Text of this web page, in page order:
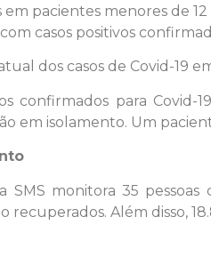
em pacientes menores de 12
casos positivos
dos casos de Covid-19
confirmados para
em isolamento. Um
SMS monitora 35
recuperados. Além disso,